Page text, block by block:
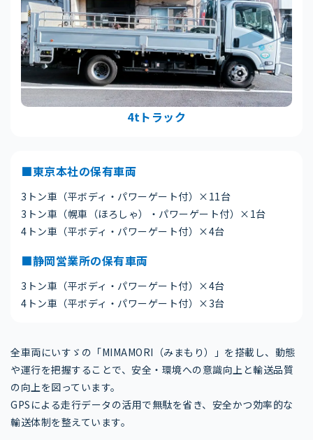
4tトラック
■東京本社の保有車両
3トン車（平ボディ・パワーゲート付）×11台
3トン車（幌車（ほろしゃ）・パワーゲート付）×1台
4トン車（平ボディ・パワーゲート付）×4台
■静岡営業所の保有車両
3トン車（平ボディ・パワーゲート付）×4台
4トン車（平ボディ・パワーゲート付）×3台
全車両にいすゞの「MIMAMORI（みまもり）」を搭載し、動態
や運行を把握することで、安全・環境への意識向上と輸送品質
の向上を図っています。
GPSによる走行データの活用で無駄を省き、安全かつ効率的な
輸送体制を整えています。